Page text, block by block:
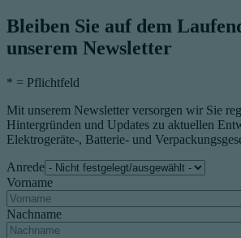
Bleiben Sie auf dem
unserem Newsletter
* = Pflichtfeld
Mit unserem Newsletter versorgen wir Sie
Hintergründen und Updates zu aktuellen
Elektrogeräte-, Batterie- und
Anrede
Vorname
Nachname